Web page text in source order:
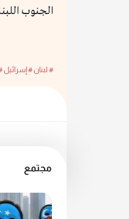
الجنوب
# لبنان# إسرائيل
مجتمع